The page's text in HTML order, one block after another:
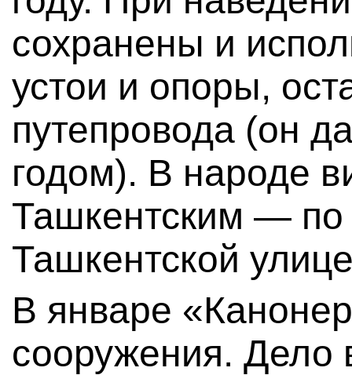
сохранены и
устои и опоры,
путепровода (он
годом). В народе
Ташкентским — по
Ташкентской
В январе
сооружения. Дело